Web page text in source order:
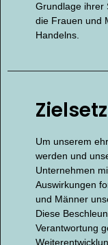
Grundlage ihrer
die Frauen und
Handelns.
Um unserem
werden und
Unternehmen
Auswirkungen
und Männer
Diese
Verantwortung